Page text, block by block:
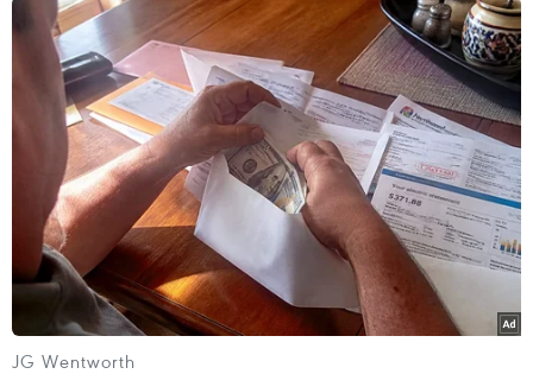
#Ngoại trưởng Iran Mohammad Javad Zarif
#Vùng biển quốc tế
#Máy bay do thám không người lái
JG Wentworth